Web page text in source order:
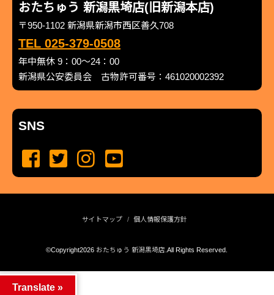
おたちゅう 新潟黒埼店(旧新潟本店)
〒950-1102 新潟県新潟市西区善久708
TEL 025-379-0508
年中無休 9：00～24：00
新潟県公安委員会 古物許可番号：461020002392
SNS
サイトマップ 個人情報保護方針
©Copyright2026 おたちゅう 新潟黒埼店 .All Rights Reserved.
Translate »